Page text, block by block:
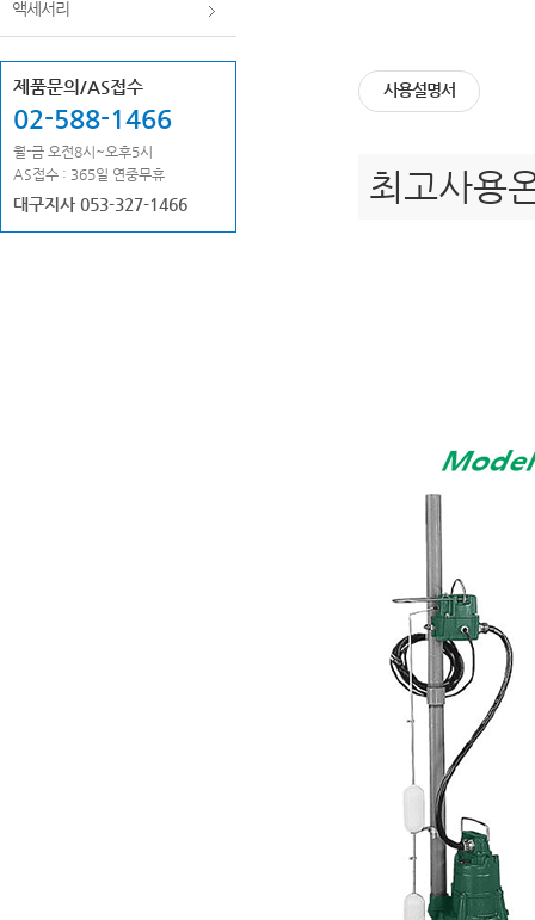
액세서리
제품문의/AS접수
02-588-1466
월-금 오전8시~오후5시
AS접수 : 365일 연중무휴
대구지사 053-327-1466
사용설명서
최고사용